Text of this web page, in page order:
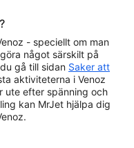
- speciellt om man
något särskilt på
gå till sidan Saker att
aktiviteterna i Venoz
ute efter spänning och
kan MrJet hjälpa dig